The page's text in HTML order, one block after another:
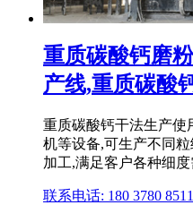
重质碳酸钙磨
产线,重质碳酸
重质碳酸钙干法生产
机等设备,可生产不同
加工,满足客户各种细
联系电话: 180 3780 8511